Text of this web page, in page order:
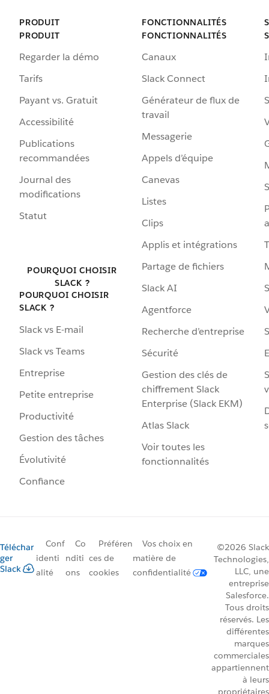
PRODUIT
PRODUIT
Regarder la démo
Tarifs
Payant vs. Gratuit
Accessibilité
Publications
recommandées
Journal des
modifications
Statut
POURQUOI CHOISIR
SLACK ?
POURQUOI CHOISIR
SLACK ?
Slack vs E-mail
Slack vs Teams
Entreprise
Petite entreprise
Productivité
Gestion des tâches
Évolutivité
Confiance
FONCTIONNALITÉS
FONCTIONNALITÉS
Canaux
Slack Connect
Générateur de flux de
travail
Messagerie
Appels d’équipe
Canevas
Listes
Clips
Applis et intégrations
Partage de fichiers
Slack AI
Agentforce
Recherche d’entreprise
Sécurité
Gestion des clés de
chiffrement Slack
Enterprise (Slack EKM)
Atlas Slack
Voir toutes les
fonctionnalités
Téléchar
ger
Slack
Conf
identi
alité
Co
nditi
ons
Préféren
ces de
cookies
Vos choix en
matière de
confidentialité
©2026 Slack
Technologies,
LLC, une
entreprise
Salesforce.
Tous droits
réservés. Les
différentes
marques
commerciales
appartiennent
à leurs
propriétaires